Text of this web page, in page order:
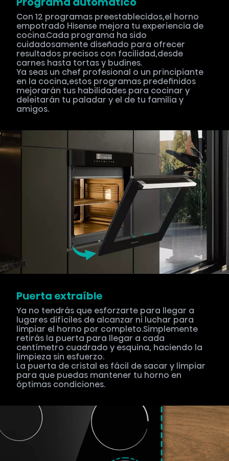
Con 12 programas preestablecidos,el horno
empotrado Hisense mejora tu experiencia de
cocina.Cada programa ha sido
cuidadosamente diseñado para ofrecer
resultados precisos con facilidad,desde
carnes hasta tortas y budines.
Ya seas un chef profesional o un principiante
en la cocina,estos programas predefinidos
mejorarán tus habilidades para cocinar y
deleitarán tu paladar y el de tu familia y
amigos.
Puerta extraíble
Ya no tendrás que esforzarte para llegar a
lugares difíciles de alcanzar ni luchar para
limpiar el horno por completo.Simplemente
retirás la puerta para llegar a cada
centímetro cuadrado y esquina, haciendo la
limpieza sin esfuerzo.
La puerta de cristal es fácil de sacar y limpiar
para que puedas mantener tu horno en
óptimas condiciones.